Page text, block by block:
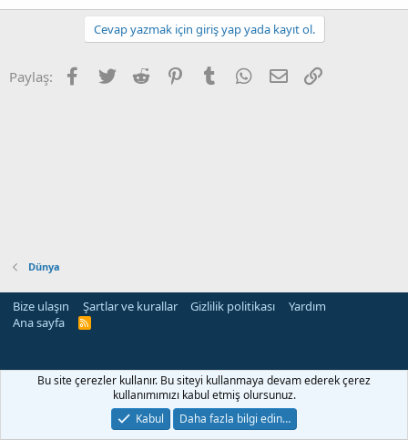
Cevap yazmak için giriş yap yada kayıt ol.
Paylaş: Facebook
Twitter Reddit PinterestTumblr WhatsApp
E-posta
Dünya
Bize ulaşın Şartlar ve kurallar Gizlilik politikası
Yardım
Ana sayfa
R
Bu site çerezler kullanır. Bu siteyi kullanmaya devam ederek çerez
kullanımımızı kabul etmiş olursunuz.
Kabul
Daha fazla bilgi edin…